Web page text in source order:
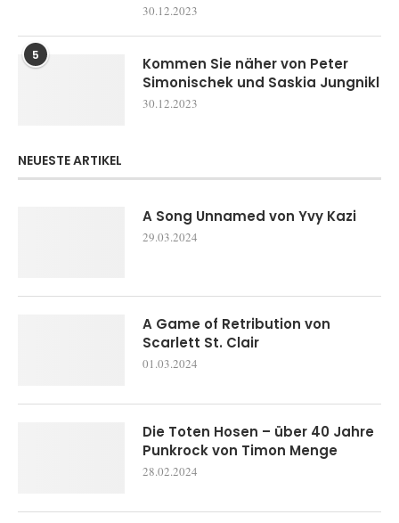
30.12.2023
5
Kommen Sie näher von Peter
Simonischek und Saskia Jungnikl
30.12.2023
NEUESTE ARTIKEL
A Song Unnamed von Yvy Kazi
29.03.2024
A Game of Retribution von
Scarlett St. Clair
01.03.2024
Die Toten Hosen – über 40 Jahre
Punkrock von Timon Menge
28.02.2024